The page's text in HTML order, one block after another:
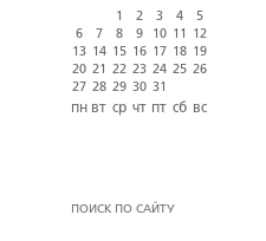
1
2 3 4
5
6
7 8 9 10 11
12
13 14 15 16 17 18
19
20 21 22 23 24 25 26
27 28 29 30 31
пн вт ср чт пт сб вс
ПОИСК ПО САЙТУ